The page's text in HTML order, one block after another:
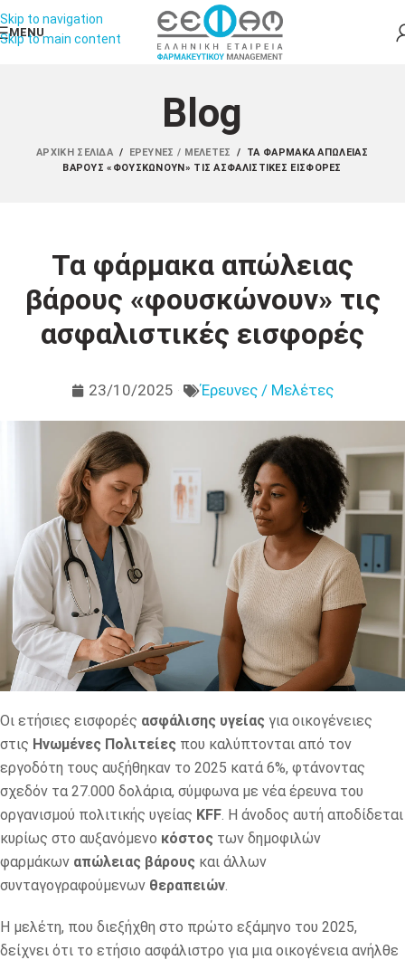
Skip to navigation
Skip to main content
MENU
Blog
ΑΡΧΙΚΉ ΣΕΛΊΔΑ / ΈΡΕΥΝΕΣ / ΜΕΛΈΤΕΣ /
ΤΑ ΦΆΡΜΑΚΑ ΑΠΏΛΕΙΑΣ
ΒΆΡΟΥΣ «ΦΟΥΣΚΏΝΟΥΝ» ΤΙΣ ΑΣΦΑΛΙΣΤΙΚΈΣ ΕΙΣΦΟΡΈΣ
Τα φάρμακα απώλειας
βάρους «φουσκώνουν» τις
ασφαλιστικές εισφορές
23/10/2025 Έρευνες / Μελέτες
Οι ετήσιες εισφορές ασφάλισης υγείας για οικογένειες
στις Ηνωμένες Πολιτείες που καλύπτονται από τον
εργοδότη τους αυξήθηκαν το 2025 κατά 6%, φτάνοντας
σχεδόν τα 27.000 δολάρια, σύμφωνα με νέα έρευνα του
οργανισμού πολιτικής υγείας KFF . Η άνοδος αυτή αποδίδεται
κυρίως στο αυξανόμενο κόστος των δημοφιλών
φαρμάκων απώλειας βάρους και άλλων
συνταγογραφούμενων θεραπειών
Η μελέτη, που διεξήχθη στο πρώτο εξάμηνο του 2025,
δείχνει ότι το ετήσιο ασφάλιστρο για μια οικογένεια ανήλθε